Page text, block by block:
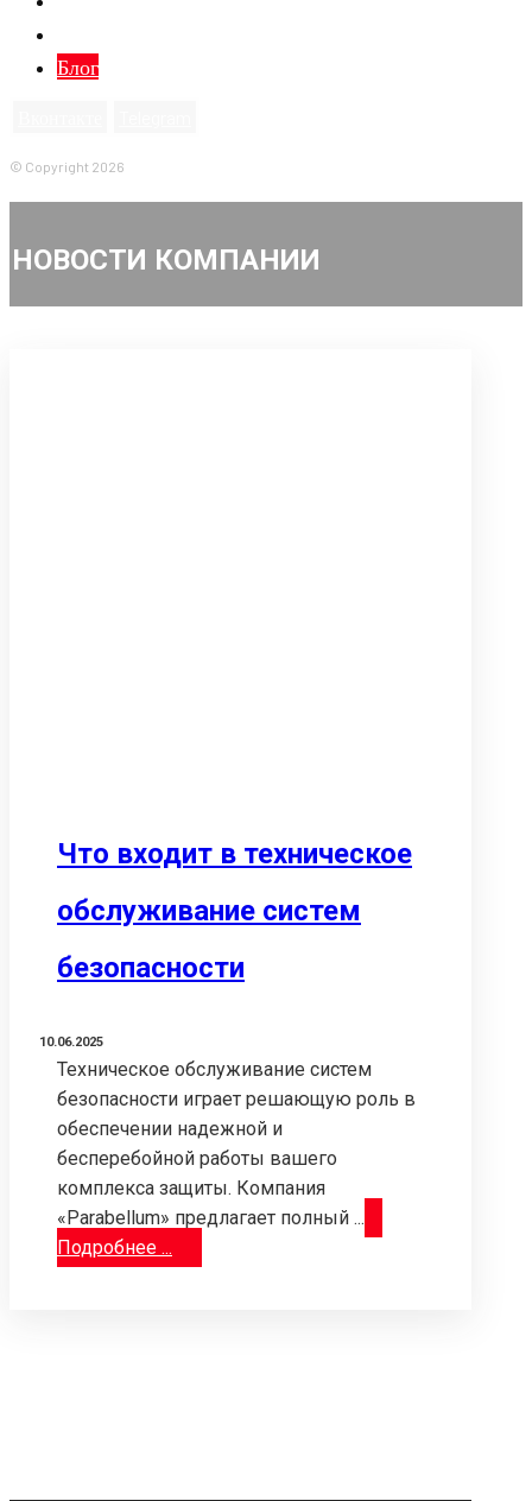
Блог
© Copyright 2026
НОВОСТИ КОМПАНИИ
Что входит в техническое
обслуживание систем
безопасности
10.06.2025
Техническое обслуживание систем
безопасности играет решающую роль в
обеспечении надежной и
бесперебойной работы вашего
комплекса защиты. Компания
«Parabellum» предлагает полный ...
Подробнее ...